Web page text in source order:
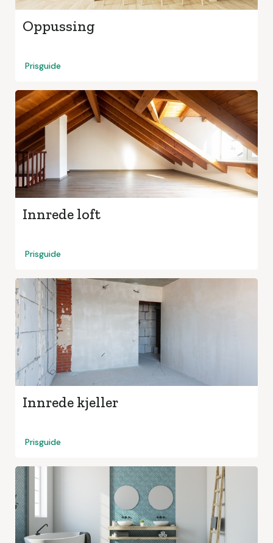
Oppussing
Prisguide
Innrede loft
Prisguide
Innrede kjeller
Prisguide